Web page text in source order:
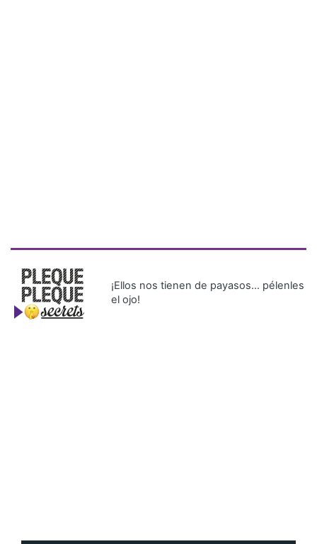
¡Ellos nos tienen de payasos… pélenles
el ojo!